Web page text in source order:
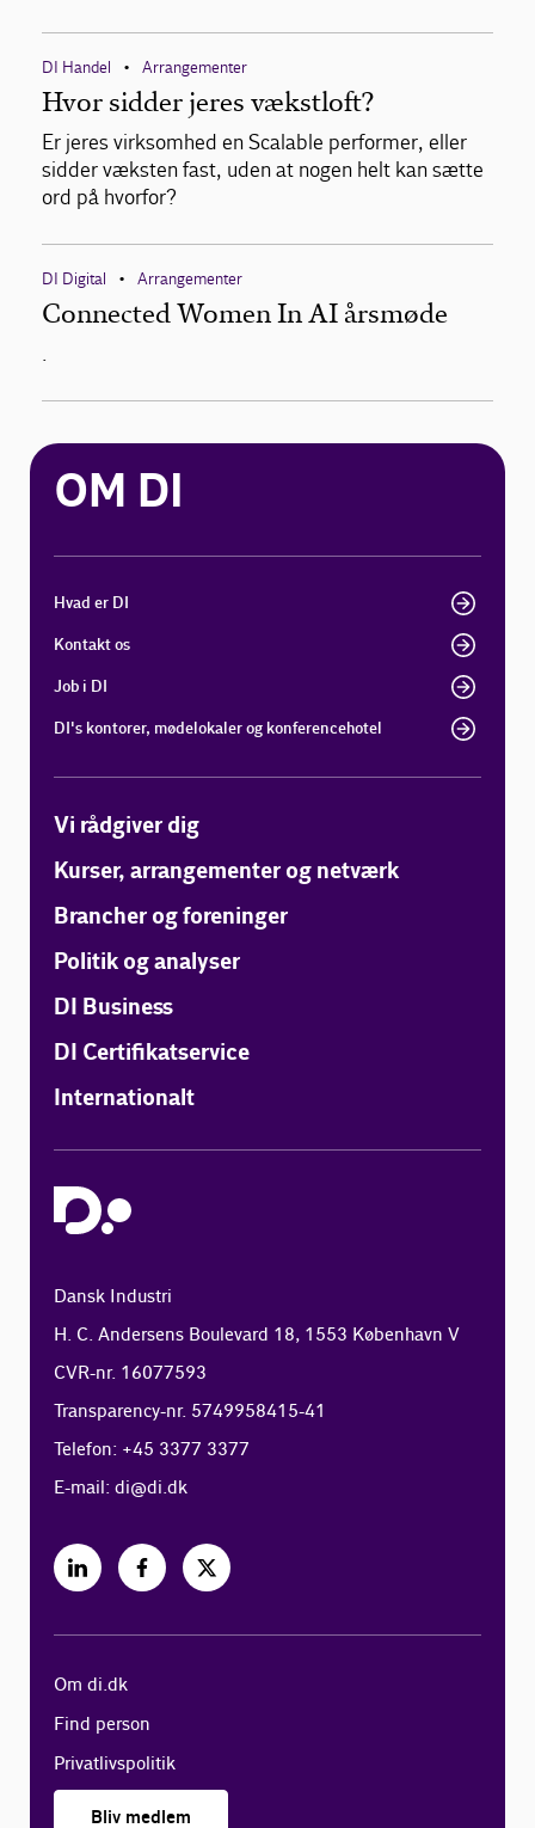
DI Handel • Arrangementer
Hvor sidder jeres vækstloft?
Er jeres virksomhed en Scalable performer, eller
sidder væksten fast, uden at nogen helt kan sætte
ord på hvorfor?
DI Digital • Arrangementer
Connected Women In AI årsmøde
.
OM DI
Hvad er DI
Kontakt os
Job i DI
DI's kontorer, mødelokaler og konferencehotel
Vi rådgiver dig
Kurser, arrangementer og netværk
Brancher og foreninger
Politik og analyser
DI Business
DI Certifikatservice
Internationalt
Dansk Industri
H. C. Andersens Boulevard 18, 1553 København V
CVR-nr. 16077593
Transparency-nr. 5749958415-41
Telefon: +45 3377 3377
E-mail:di@di.dk
Om di.dk
Find person
Privatlivspolitik
Bliv medlem